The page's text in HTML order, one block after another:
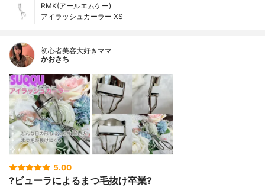
RMK(アールエムケー)
アイラッシュカーラー XS
初心者美容大好きママ
かおきち
5.00
?ビューラによるまつ毛抜け卒業?